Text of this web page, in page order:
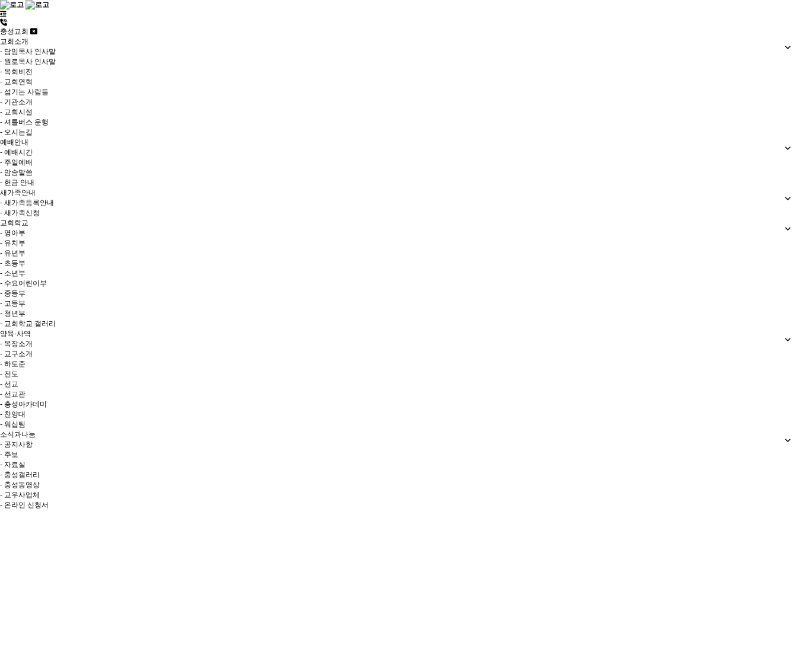
충성교회
교회소개
- 담임목사 인사말
- 원로목사 인사말
- 목회비전
- 교회연혁
- 섬기는 사람들
- 기관소개
- 교회시설
- 셔틀버스 운행
- 오시는길
예배안내
- 예배시간
- 주일예배
- 암송말씀
- 헌금 안내
새가족안내
- 새가족등록안내
- 새가족신청
교회학교
- 영아부
- 유치부
- 유년부
- 초등부
- 소년부
- 수요어린이부
- 중등부
- 고등부
- 청년부
- 교회학교 갤러리
양육·사역
- 목장소개
- 교구소개
- 하토준
- 전도
- 선교
- 선교관
- 충성아카데미
- 찬양대
- 워십팀
소식과나눔
- 공지사항
- 주보
- 자료실
- 충성갤러리
- 충성동영상
- 교우사업체
- 온라인 신청서